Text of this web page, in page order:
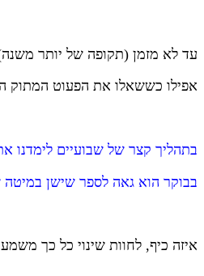
עד לא מזמן (תקופה של יותר
אפילו כששאלו את הפעוט המתוק
בתהליך קצר של שבועיים לימדנו
בבוקר הוא גאה לספר שישן
איזה כיף, לחוות שינוי כל כך